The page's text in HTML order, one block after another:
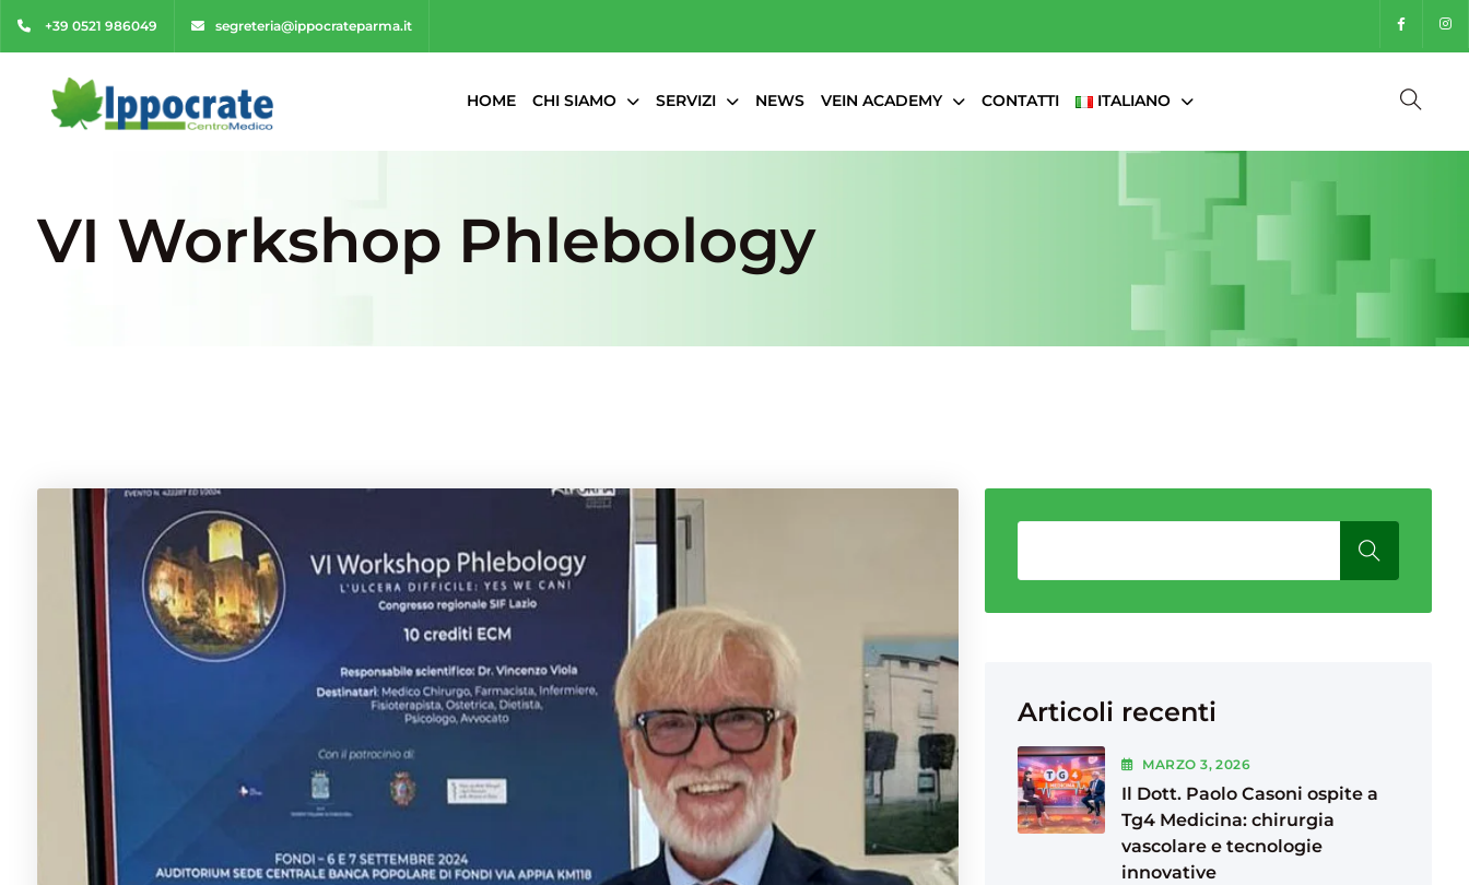
+39 0521 986049 segreteria@ippocrateparma.it
HOME CHI SIAMO SERVIZI NEWS VEIN ACADEMY CONTATTI ITALIANO
VI Workshop Phlebology
Articoli recenti
MARZO3, 2026
Il Dott. Paolo Casoni ospite a
Tg4 Medicina: chirurgia
vascolare e tecnologie
innovative